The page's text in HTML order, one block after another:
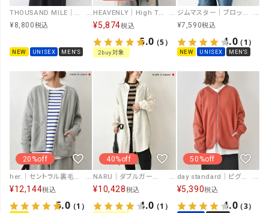
THOUSAND MILE｜ZIP CARDIGAN [[TM261WF00530]][D]
¥8,800税込
NEW UNISEX MEN'S
HEAVENLY｜High Twist Cotton Knit Cardigan [[2613154]][C]
¥5,874税込
5.0（5）
2buy対象
ジムマスター｜ブロックインレーボタンカーデ [[G433748-26SS]][D]
¥7,590税込
4.0（1）
NEW UNISEX MEN'S
20%off
her.｜セントラル裏毛 ジップカーデ [[7261C-907]][C]
¥12,144税込
5.0（1）
40%off
NARU｜ダブルガーゼ ロングシャツカーデ [[665812]][C]
¥10,428税込
4.0（1）
50%off
day standard｜ピグメント裏毛ジップカーデ [[day-003]][D]
¥5,390税込
4.0（3）